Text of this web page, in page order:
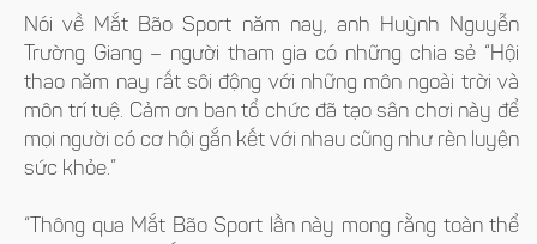
Nói về Mắt Bão Sport năm nay, anh Huỳnh Nguyễn
Trường Giang – người tham gia có những chia sẻ “Hội
thao năm nay rất sôi động với những môn ngoài trời và
môn trí tuệ. Cảm ơn ban tổ chức đã tạo sân chơi này để
mọi người có cơ hội gắn kết với nhau cũng như rèn luyện
sức khỏe.”
“Thông qua Mắt Bão Sport lần này mong rằng toàn thể